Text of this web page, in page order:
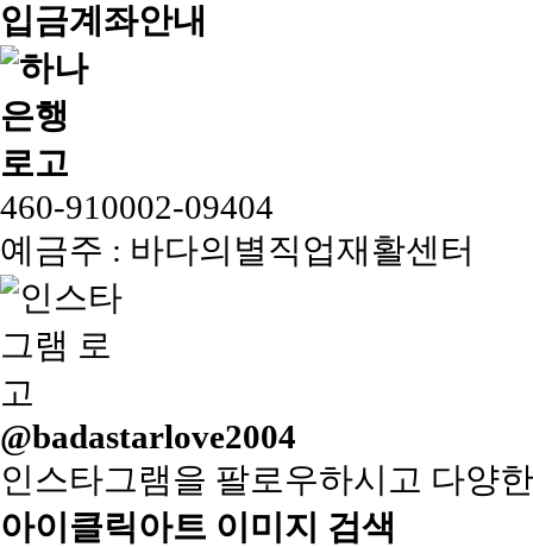
입금계좌안내
460-910002-09404
예금주 : 바다의별직업재활센터
@badastarlove2004
인스타그램을 팔로우하시고 다양
아이클릭아트 이미지 검색